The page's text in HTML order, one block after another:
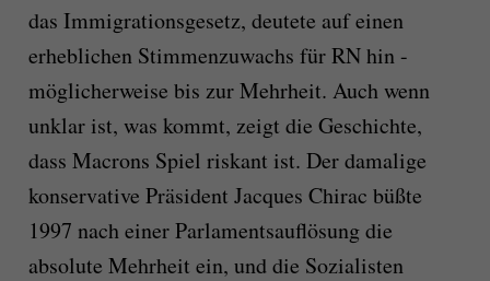
das Immigrationsgesetz, deutete auf einen
erheblichen Stimmenzuwachs für RN hin -
möglicherweise bis zur Mehrheit. Auch wenn
unklar ist, was kommt, zeigt die Geschichte,
dass Macrons Spiel riskant ist. Der damalige
konservative Präsident Jacques Chirac büßte
1997 nach einer Parlamentsauflösung die
absolute Mehrheit ein, und die Sozialisten